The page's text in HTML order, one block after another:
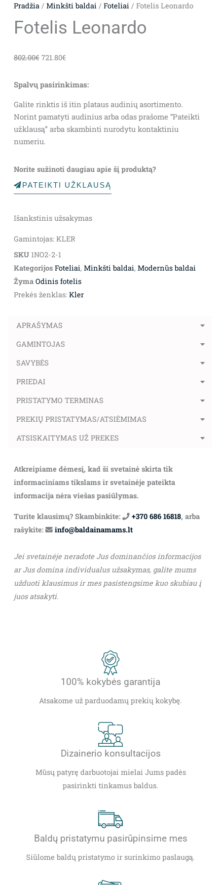
Pradžia/ Minkšti baldai/ Foteliai/ Fotelis Leonardo
Fotelis Leonardo
802.00€ price
802.00€.
721.80€price
721.80€.
Spalvų pasirinkimas:
Galite rinktis iš itin plataus audinių asortimento.
Norint pamatyti audinius arba odas prašome “Pateikti
užklausą” arba skambinti nurodytu kontaktiniu
numeriu.
Norite sužinoti daugiau apie šį produktą?
PATEIKTI UŽKLAUSĄ
Išankstinis užsakymas
Gamintojas: KLER
SKU 1NO2-2-1
Kategorijos Foteliai, Minkšti baldai, Modernūs baldai
Žyma Odinis fotelis
Prekės ženklas: Kler
APRAŠYMAS
GAMINTOJAS
SAVYBĖS
PRIEDAI
PRISTATYMO TERMINAS
PREKIŲ PRISTATYMAS/ATSIĖMIMAS
ATSISKAITYMAS UŽ PREKES
Atkreipiame dėmesį, kad ši svetainė skirta tik
informaciniams tikslams ir svetainėje pateikta
informacija nėra viešas pasiūlymas.
Turite klausimų? Skambinkite: +370 686 16818, arba
rašykite:
info@baldainamams.lt
Jei svetainėje neradote Jus dominančios informacijos
ar Jus domina individualus užsakymas, galite mums
užduoti klausimus ir mes pasistengsime kuo skubiau į
juos atsakyti.
100% kokybės garantija
Atsakome už parduodamų prekių kokybę.
Dizainerio konsultacijos
Mūsų patyrę darbuotojai mielai Jums padės
pasirinkti tinkamus baldus.
Baldų pristatymu pasirūpinsime mes
Siūlome baldų pristatymo ir surinkimo paslaugą.